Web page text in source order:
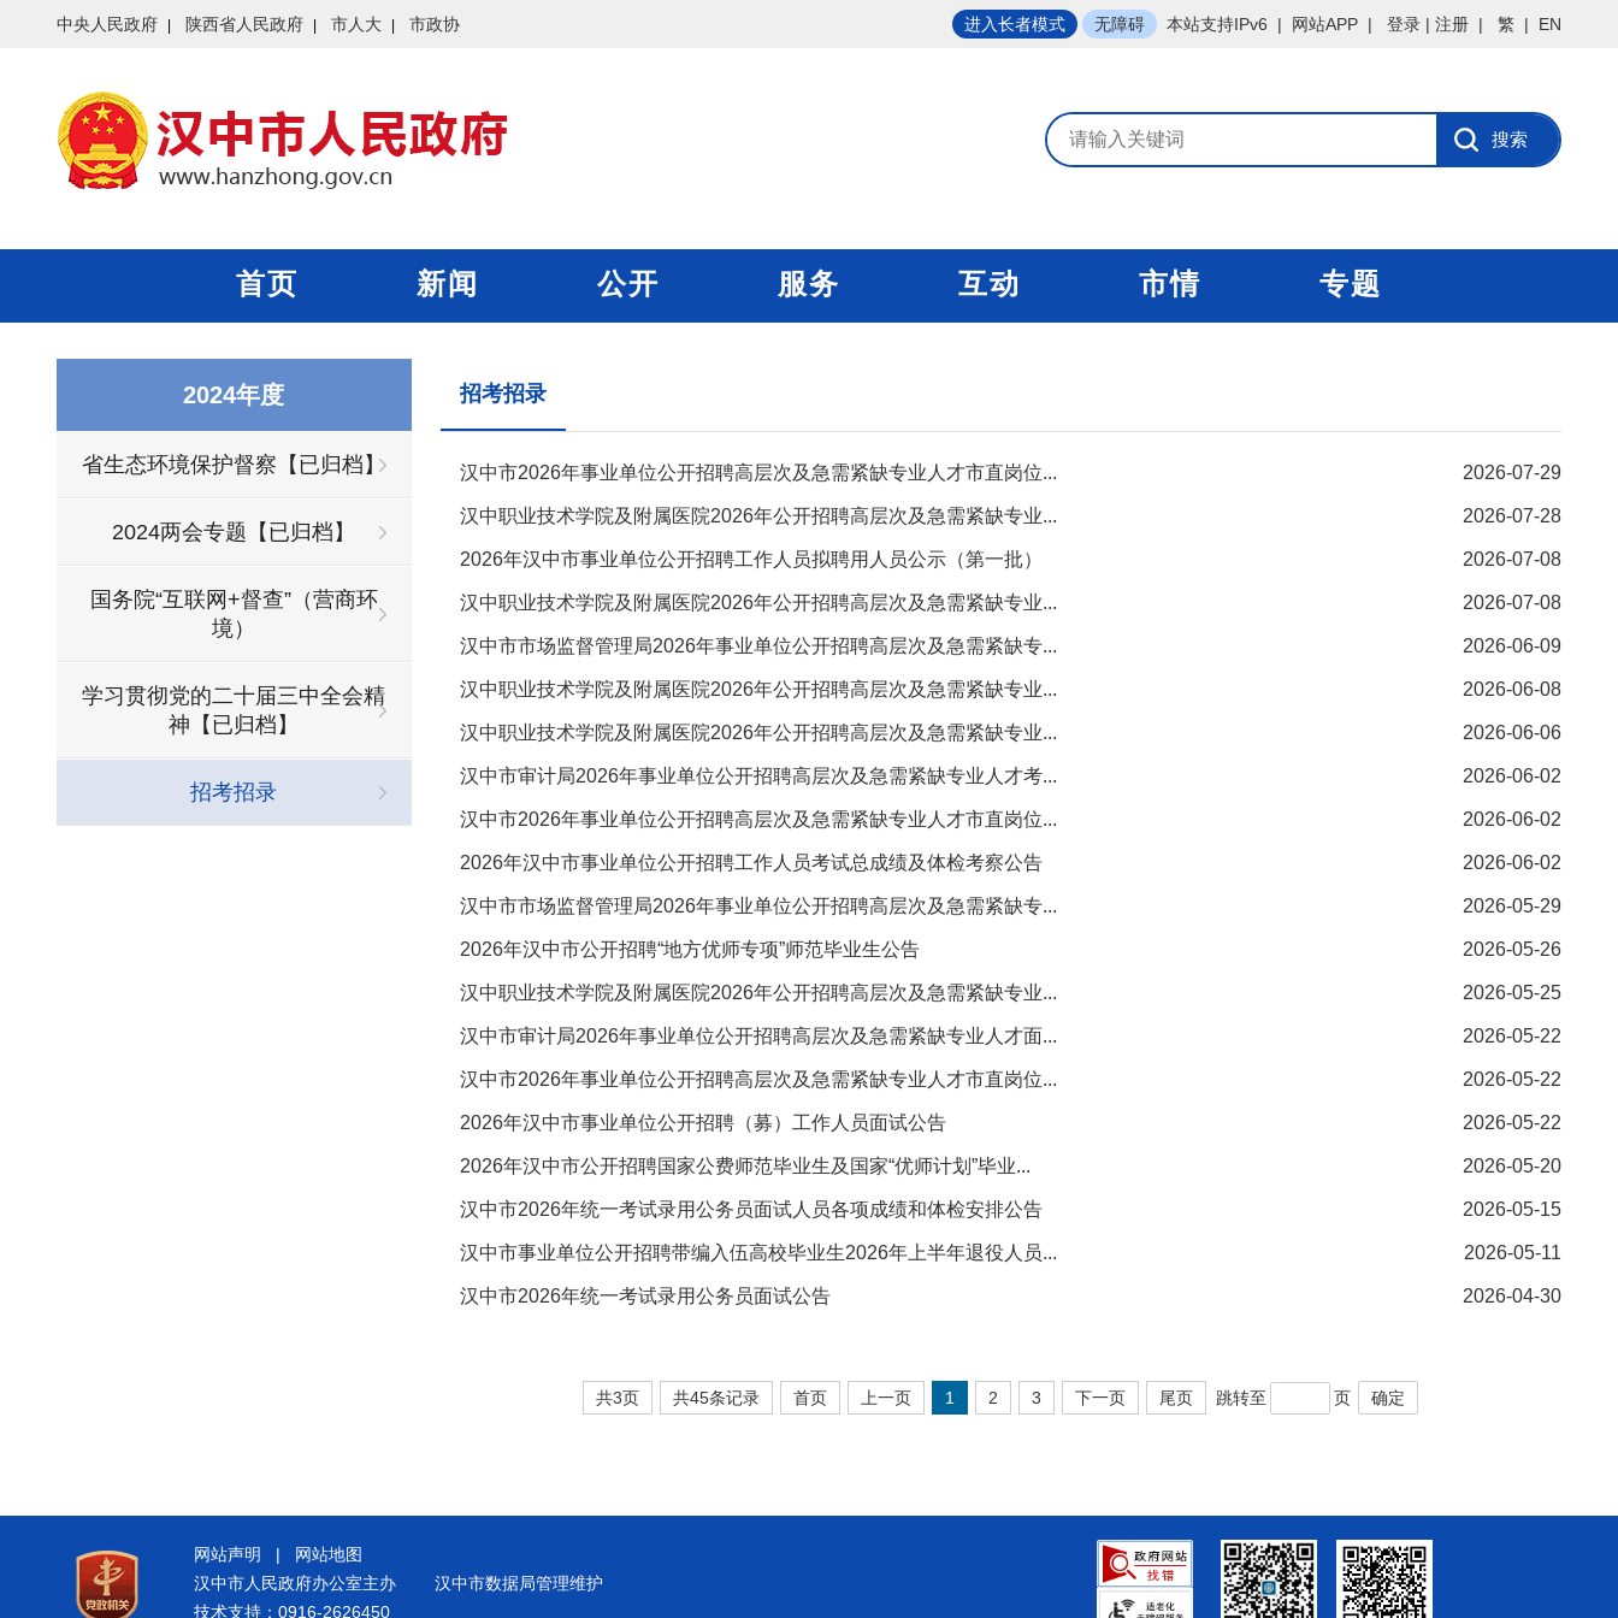
中央人民政府 陕西省人民政府 市人大 市政协 进入长者模式 无障碍 本站支持IPv6 | 网站APP | 登录 | 注册 | 繁 | EN
首页 新闻 公开 服务 互动 市情 专题
2024年度
省生态环境保护督察【已归档】
2024两会专题【已归档】
国务院“互联网+督查”（营商环
境）
学习贯彻党的二十届三中全会精
神【已归档】
招考招录
招考招录
2026-07-29
汉中市2026年事业单位公开招聘高层次及急需紧缺专业人才市直岗位...
2026-07-28
汉中职业技术学院及附属医院2026年公开招聘高层次及急需紧缺专业...
2026-07-08
2026年汉中市事业单位公开招聘工作人员拟聘用人员公示（第一批）
2026-07-08
汉中职业技术学院及附属医院2026年公开招聘高层次及急需紧缺专业...
2026-06-09
汉中市市场监督管理局2026年事业单位公开招聘高层次及急需紧缺专...
2026-06-08
汉中职业技术学院及附属医院2026年公开招聘高层次及急需紧缺专业...
2026-06-06
汉中职业技术学院及附属医院2026年公开招聘高层次及急需紧缺专业...
2026-06-02
汉中市审计局2026年事业单位公开招聘高层次及急需紧缺专业人才考...
2026-06-02
汉中市2026年事业单位公开招聘高层次及急需紧缺专业人才市直岗位...
2026-06-02
2026年汉中市事业单位公开招聘工作人员考试总成绩及体检考察公告
2026-05-29
汉中市市场监督管理局2026年事业单位公开招聘高层次及急需紧缺专...
2026-05-26
2026年汉中市公开招聘“地方优师专项”师范毕业生公告
2026-05-25
汉中职业技术学院及附属医院2026年公开招聘高层次及急需紧缺专业...
2026-05-22
汉中市审计局2026年事业单位公开招聘高层次及急需紧缺专业人才面...
2026-05-22
汉中市2026年事业单位公开招聘高层次及急需紧缺专业人才市直岗位...
2026-05-22
2026年汉中市事业单位公开招聘（募）工作人员面试公告
2026-05-20
2026年汉中市公开招聘国家公费师范毕业生及国家“优师计划”毕业...
2026-05-15
汉中市2026年统一考试录用公务员面试人员各项成绩和体检安排公告
2026-05-11
汉中市事业单位公开招聘带编入伍高校毕业生2026年上半年退役人员...
2026-04-30
汉中市2026年统一考试录用公务员面试公告
共3页 共45条记录 首页 上一页 1 2 3 下一页 尾页 跳转至 页 确定
网站声明 |
网站地图
汉中市人民政府办公室主办
汉中市数据局管理维护
技术支持：0916-2626450